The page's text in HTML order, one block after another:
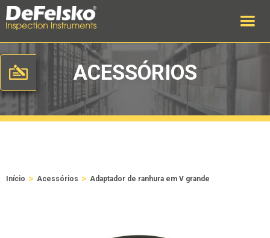
ACESSÓRIOS
Início > Acessórios > Adaptador de ranhura em V grande